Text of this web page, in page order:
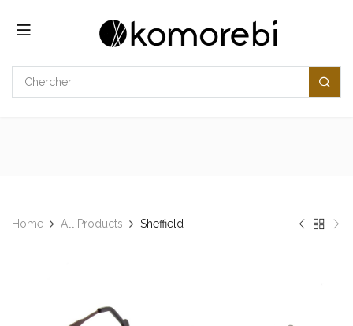
Home All Products ​​Sheffield